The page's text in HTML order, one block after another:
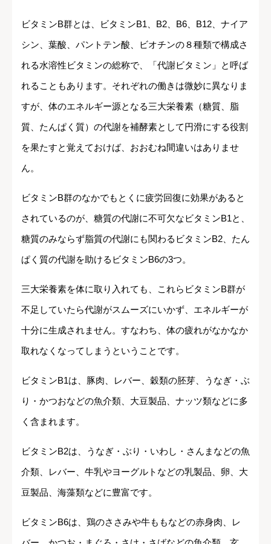
ビタミンB群とは、ビタミンB1、B2、B6、B12、ナイア
シン、葉酸、パントテン酸、ビオチンの８種類で構成さ
れる水溶性ビタミンの総称で、「代謝ビタミン」と呼ば
れることもあります。それぞれの働きは微妙に異なりま
すが、体のエネルギー源となる三大栄養素（糖質、脂
質、たんぱく質）の代謝を補酵素として円滑にする役割
を果たすと覚えておけば、おおむね間違いはありませ
ん。
ビタミンB群のなかでもとくに疲労回復に効果があると
されているのが、糖質の代謝に不可欠なビタミンB1と、
糖質のみならず脂質の代謝にも関わるビタミンB2、たん
ぱく質の代謝を助けるビタミンB6の3つ。
三大栄養素を体に取り入れても、これらビタミンB群が
不足していたら代謝がスムーズにいかず、エネルギーが
十分に生成されません。すなわち、体の疲れがなかなか
取れなくなってしまうということです。
ビタミンB1は、豚肉、レバー、穀類の胚芽、うなぎ・ぶ
り・かつおなどの魚介類、大豆製品、ナッツ類などに多
く含まれます。
ビタミンB2は、うなぎ・ぶり・いわし・さんまなどの魚
介類、レバー、牛乳やヨーグルトなどの乳製品、卵、大
豆製品、海藻類などに豊富です。
ビタミンB6は、鶏のささみや牛ももなどの赤身肉、レ